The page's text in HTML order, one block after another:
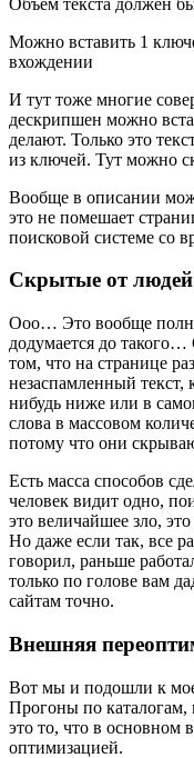
Можно вставить 1
вхождении
И тут тоже многие
дескрипшен можно
делают. Только это
из ключей. Тут можно
Вообще в описании
это не помешает
поисковой системе со
Скрытые от людей
Ооо… Это вообще
додумается до
том, что на странице
незаспамленный
нибудь ниже или в
слова в массовом
потому что они
Есть масса способов
человек видит одно,
это величайшее зло,
Но даже если так, все
говорил, раньше
только по голове вам
сайтам точно.
Внешняя
Вот мы и подошли к
Прогоны по каталогам,
это то, что в основном
оптимизацией.